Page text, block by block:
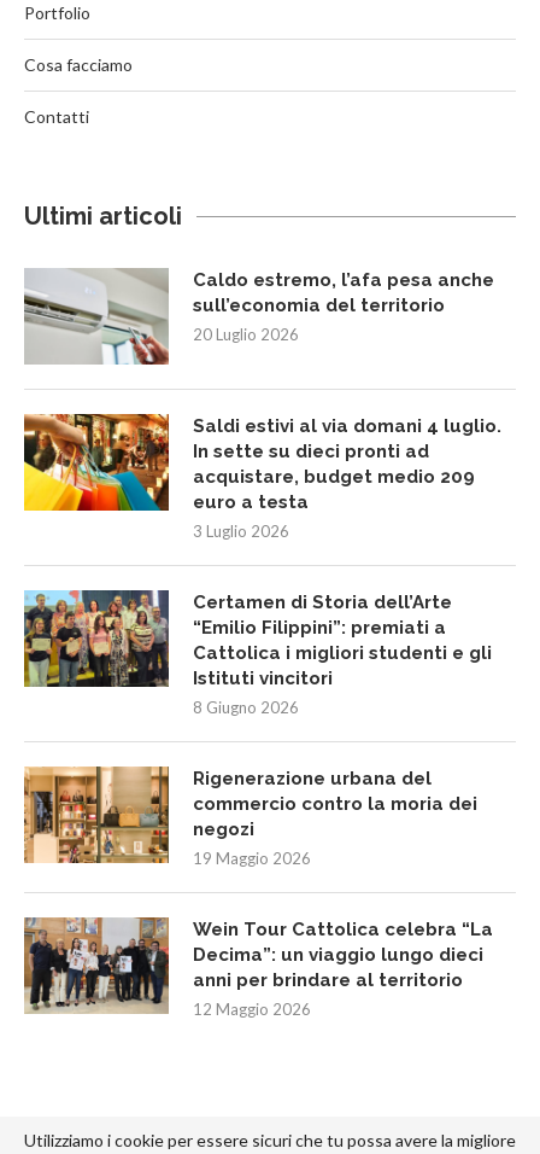
Portfolio
Cosa facciamo
Contatti
Ultimi articoli
Caldo estremo, l’afa pesa anche
sull’economia del territorio
20 Luglio 2026
Saldi estivi al via domani 4 luglio.
In sette su dieci pronti ad
acquistare, budget medio 209
euro a testa
3 Luglio 2026
Certamen di Storia dell’Arte
“Emilio Filippini”: premiati a
Cattolica i migliori studenti e gli
Istituti vincitori
8 Giugno 2026
Rigenerazione urbana del
commercio contro la moria dei
negozi
19 Maggio 2026
Wein Tour Cattolica celebra “La
Decima”: un viaggio lungo dieci
anni per brindare al territorio
12 Maggio 2026
Utilizziamo i cookie per essere sicuri che tu possa avere la migliore